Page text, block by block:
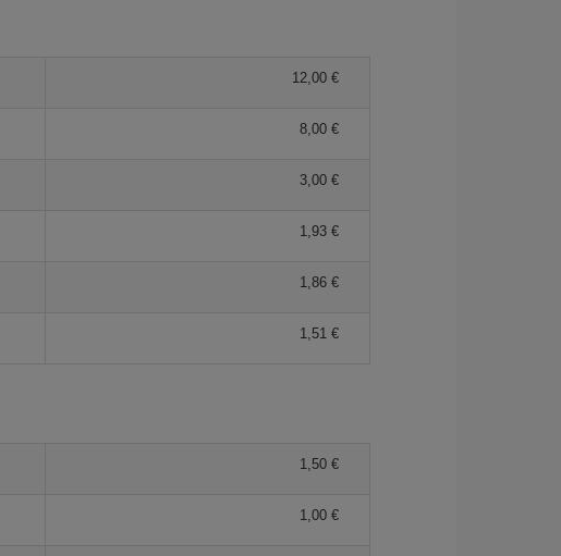
12,00 €
8,00 €
3,00 €
1,93 €
1,86 €
1,51 €
1,50 €
1,00 €